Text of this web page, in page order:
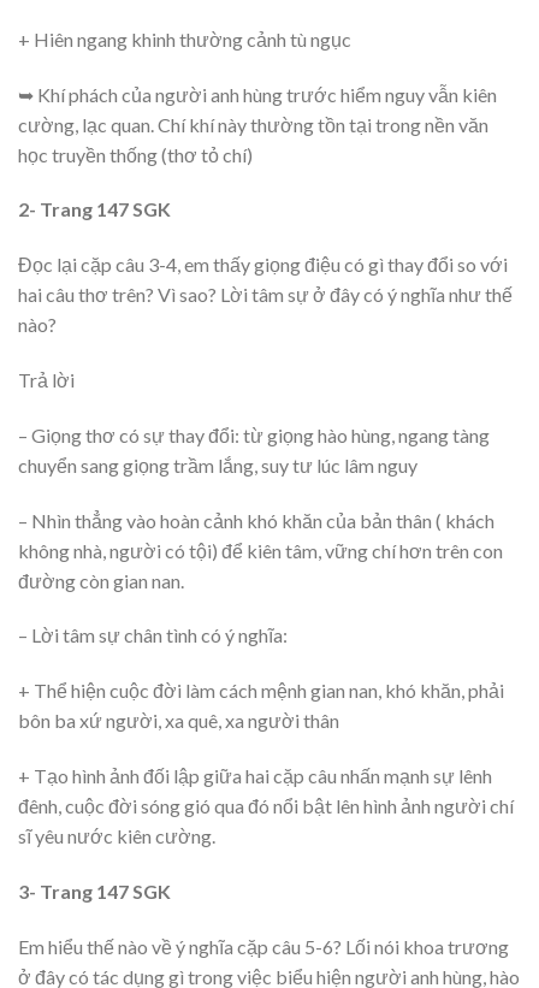
+ Hiên ngang khinh thường cảnh tù ngục
➥ Khí phách của người anh hùng trước hiểm nguy vẫn kiên
cường, lạc quan. Chí khí này thường tồn tại trong nền văn
học truyền thống (thơ tỏ chí)
2- Trang 147 SGK
Đọc lại cặp câu 3-4, em thấy giọng điệu có gì thay đổi so với
hai câu thơ trên? Vì sao? Lời tâm sự ở đây có ý nghĩa như thế
nào?
Trả lời
– Giọng thơ có sự thay đổi: từ giọng hào hùng, ngang tàng
chuyển sang giọng trầm lắng, suy tư lúc lâm nguy
– Nhìn thẳng vào hoàn cảnh khó khăn của bản thân ( khách
không nhà, người có tội) để kiên tâm, vững chí hơn trên con
đường còn gian nan.
– Lời tâm sự chân tình có ý nghĩa:
+ Thể hiện cuộc đời làm cách mệnh gian nan, khó khăn, phải
bôn ba xứ người, xa quê, xa người thân
+ Tạo hình ảnh đối lập giữa hai cặp câu nhấn mạnh sự lênh
đênh, cuộc đời sóng gió qua đó nổi bật lên hình ảnh người chí
sĩ yêu nước kiên cường.
3- Trang 147 SGK
Em hiểu thế nào về ý nghĩa cặp câu 5-6? Lối nói khoa trương
ở đây có tác dụng gì trong việc biểu hiện người anh hùng, hào